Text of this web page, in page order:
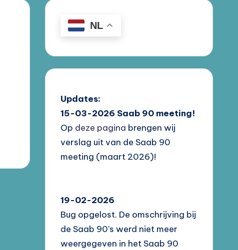
NL
Updates:
15-03-2026 Saab 90 meeting!
Op deze pagina brengen wij
verslag uit van de Saab 90
meeting (maart 2026)!
19-02-2026
Bug opgelost. De omschrijving bij
de Saab 90's werd niet meer
weergegeven in het Saab 90